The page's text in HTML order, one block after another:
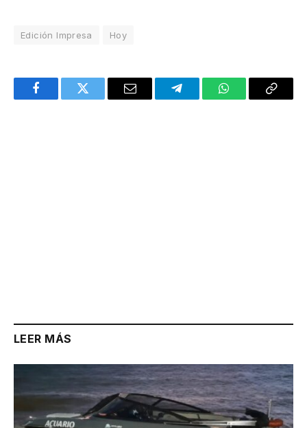
Edición Impresa Hoy
FacebookTwitter Email TelegramWhatsAppCopy
LEER MÁS